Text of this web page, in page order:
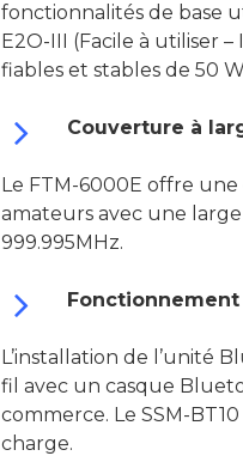
fonctionnalités de base
E2O-III (Facile à utiliser
fiables et stables de 50
Couverture à
Le FTM-6000E offre
amateurs avec une
999.995MHz.
L’installation de l’unité
fil avec un casque
commerce. Le SSM-
charge.